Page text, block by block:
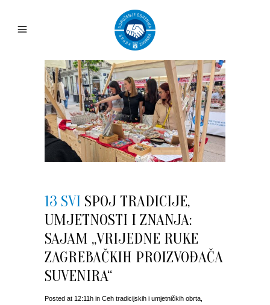
13 SVI SPOJ TRADICIJE,
UMJETNOSTI I ZNANJA:
SAJAM „VRIJEDNE RUKE
ZAGREBAČKIH PROIZVOĐAČA
SUVENIRA“
Posted at 12:11h in Ceh tradicijskih i umjetničkih obrta